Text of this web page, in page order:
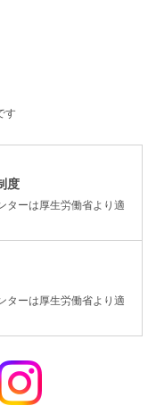
す
度
ターは厚生労働省より適
ターは厚生労働省より適